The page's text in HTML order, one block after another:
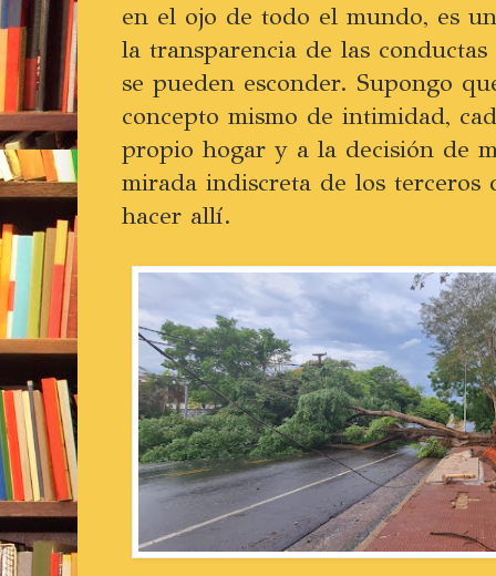
en el ojo de todo el mundo, es
la transparencia de las
se pueden esconder. Supongo
concepto mismo de intimidad,
propio hogar y a la decisión de
mirada indiscreta de los
hacer allí.